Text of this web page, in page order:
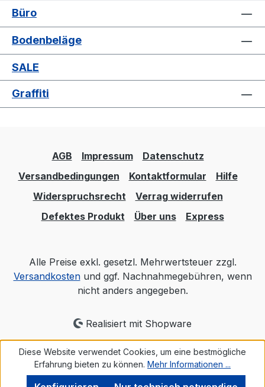
Büro
Bodenbeläge
SALE
Graffiti
AGB Impressum
Datenschutz
Versandbedingungen
Kontaktformular
Hilfe
Widerspruchsrecht
Verrag widerrufen
Defektes Produkt
Über uns Express
Alle Preise exkl. gesetzl. Mehrwertsteuer zzgl.
Versandkostenund ggf. Nachnahmegebühren, wenn
nicht anders angegeben.
Realisiert mit Shopware
Diese Website verwendet Cookies, um eine bestmögliche
Erfahrung bieten zu können. Mehr Informationen ...